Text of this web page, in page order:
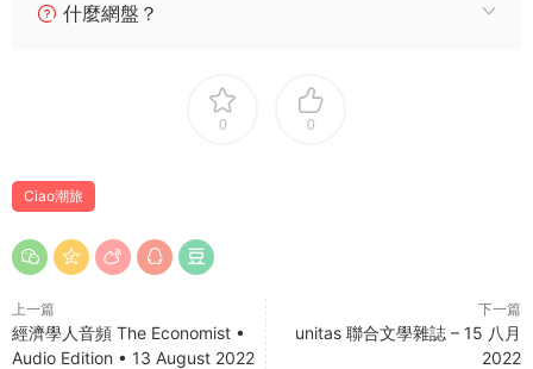
什麼網盤？
0 0
Ciao潮旅
上一篇
經濟學人音頻 The Economist •
Audio Edition • 13 August 2022
下一篇
unitas 聯合文學雜誌 – 15 八月
2022